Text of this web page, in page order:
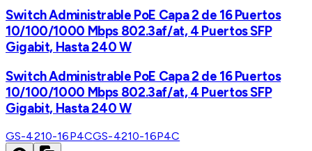
Switch Administrable PoE Capa 2 de 16 Puertos
10/100/1000 Mbps 802.3af/at, 4 Puertos SFP
Gigabit, Hasta 240 W
Switch Administrable PoE Capa 2 de 16 Puertos
10/100/1000 Mbps 802.3af/at, 4 Puertos SFP
Gigabit, Hasta 240 W
GS-4210-16P4CGS-4210-16P4C